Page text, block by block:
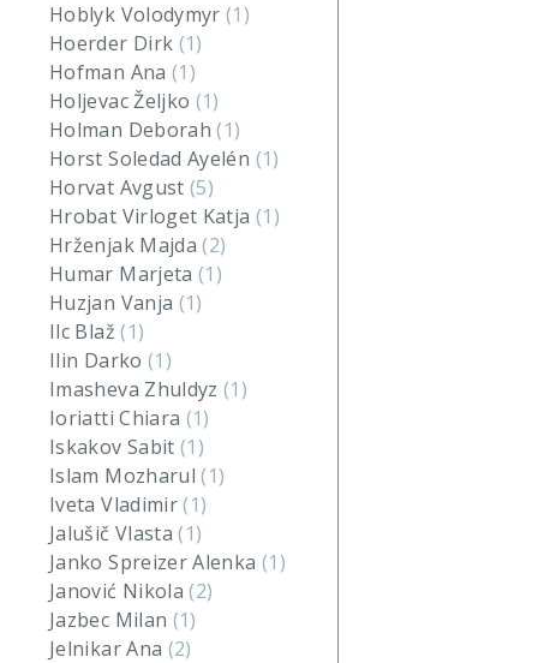
Hoblyk Volodymyr(1)
Hoerder Dirk (1)
Hofman Ana (1)
Holjevac Željko (1)
Holman Deborah(1)
Horst Soledad Ayelén (1)
Horvat Avgust(5)
Hrobat Virloget Katja (1)
Hrženjak Majda(2)
Humar Marjeta(1)
Huzjan Vanja (1)
Ilc Blaž(1)
Ilin Darko (1)
Imasheva Zhuldyz(1)
Ioriatti Chiara (1)
Iskakov Sabit(1)
Islam Mozharul(1)
Iveta Vladimir(1)
Jalušič Vlasta(1)
Janko Spreizer Alenka (1)
Janović Nikola(2)
Jazbec Milan (1)
Jelnikar Ana (2)